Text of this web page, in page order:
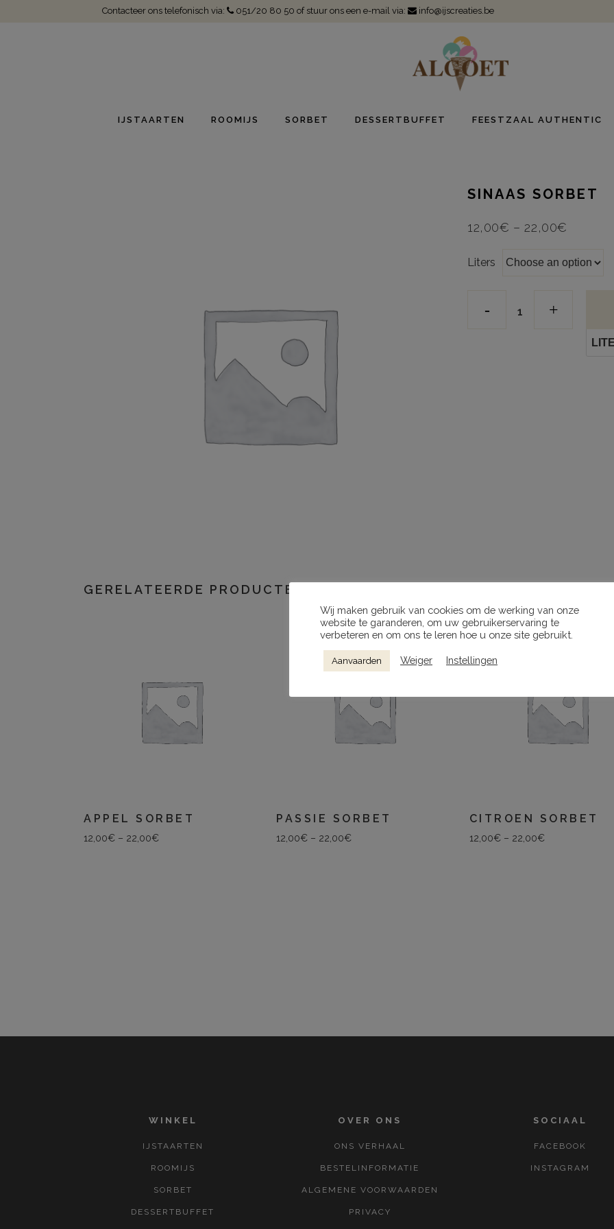
Contacteer ons telefonisch via: 051/20 80 50of stuur ons een e-mail via: info@ijscreaties.be
IJSTAARTEN ROOMIJS SORBET DESSERTBUFFET FEESTZAAL AUTHENTIC
SINAAS SORBET
12,00€ –22,00€
Liters
GERELATEERDE PRODUCTEN
APPEL SORBET
12,00€ – 22,00€
PASSIE SORBET
12,00€ – 22,00€
CITROEN SORBET
12,00€– 22,00€
WINKEL
IJSTAARTEN
ROOMIJS
SORBET
DESSERTBUFFET
OVER ONS
ONS VERHAAL
BESTELINFORMATIE
ALGEMENE VOORWAARDEN
PRIVACY
SOCIAAL
FACEBOOK
INSTAGRAM
Wij maken gebruik van cookies om de werking van onze
website te garanderen, om uw gebruikerservaring te
verbeteren en om ons te leren hoe u onze site gebruikt.
Aanvaarden Weiger Instellingen